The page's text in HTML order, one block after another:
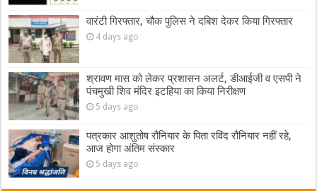
वारंटी गिरफ्तार, चौक पुलिस ने दबिश देकर किया गिरफ्तार
4 days ago
श्रावण मास को लेकर प्रशासन अलर्ट, डीआईजी व एसपी ने
पंचमुखी शिव मंदिर इटहिया का किया निरीक्षण
5 days ago
पत्रकार आशुतोष रौनियार के पिता रविंद रौनियार नहीं रहे,
आज होगा अंतिम संस्कार
5 days ago